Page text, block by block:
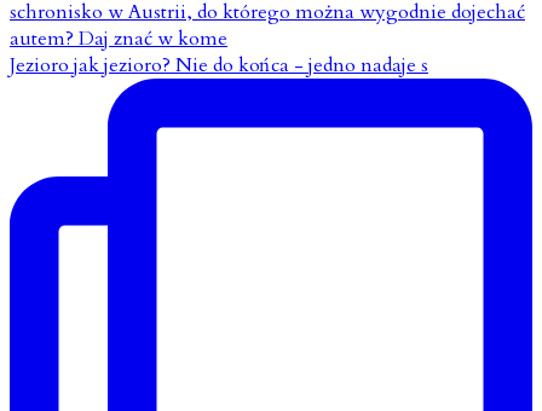
Jezioro jak jezioro? Nie do końca - jedno nadaje s